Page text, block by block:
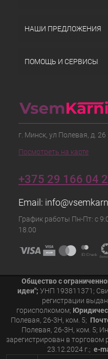
НАШИ ПРЕДЛОЖЕНИЯ
ПОМОЩЬ И СЕРВИСЫ
г. Минск, ул Полевая, д. 26
Посмотреть на карте
+375 29 166 04
Email:
График работы Пн-Пт: с
18.00
Общество с
идеи"; УНП 193811371;
регистрации
горисполкомом;
Полевая, 26-3Н, ком. 5;
Полевая, 26-3Н, ком. 5;
зарегистрирован в торговом
23.12.2024 г.; e-